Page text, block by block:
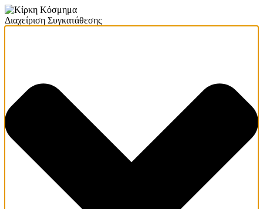
Διαχείριση Συγκατάθεσης